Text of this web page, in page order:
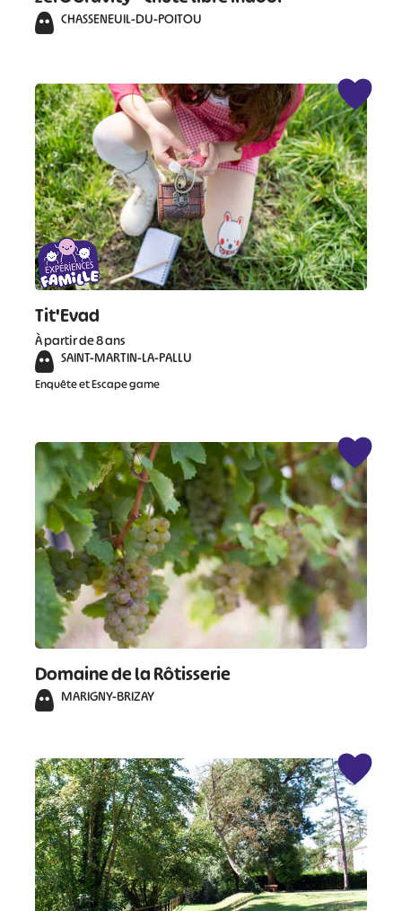
CHASSENEUIL-DU-POITOU
Tit'Evad
À partir de 8 ans
SAINT-MARTIN-LA-PALLU
Enquête et Escape game
Domaine de la Rôtisserie
MARIGNY-BRIZAY
# #
#
#
#
#